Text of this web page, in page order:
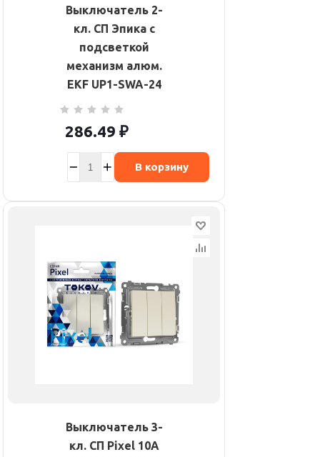
Выключатель 2-
кл. СП Эпика с
подсветкой
механизм алюм.
EKF UP1-SWA-24
286.49 ₽
В корзину
Выключатель 3-
кл. СП Pixel 10А